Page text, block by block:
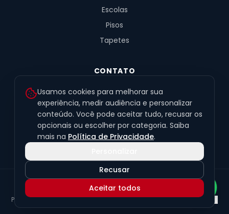
Escolas
Pisos
Tapetes
CONTATO
R. Fernandes de Barros, 491, Sala 4
Alto da XV · Curitiba/PR · 80040-060
(41) 99201-6050
contato@exclusivetapetes.com.br
© 2026 Exclusive Pisos e Tapetes Personalizados
45.563.259/0001-89
Política de PrivacidadeTermos de UsoLGPDPreferências de cookies
Usamos cookies para melhorar sua
experiência, medir audiência e personalizar
conteúdo. Você pode aceitar tudo, recusar os
opcionais ou escolher por categoria. Saiba
mais na Política de Privacidade.
Recusar
Aceitar todos